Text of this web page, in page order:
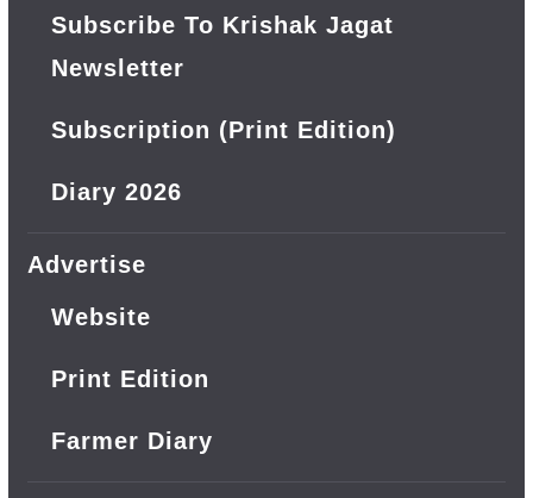
Subscribe To Krishak Jagat
Newsletter
Subscription (Print Edition)
Diary 2026
Advertise
Website
Print Edition
Farmer Diary